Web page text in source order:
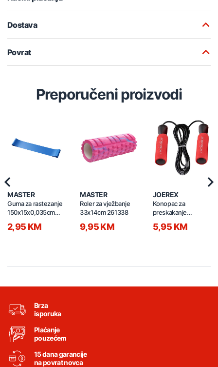
Dostava
Povrat
Preporučeni proizvodi
MASTER
Guma za rastezanje
150x15x0,035cm
2,95 KM
MASTER
Roler za vježbanje
33x14cm 261338
9,95 KM
JOEREX
Konopac za
preskakanje
JOEREX 28473
5,95 KM
Previous
Brza
isporuka
Plaćanje
pouzećem
15 dana garancije
na povrat novca